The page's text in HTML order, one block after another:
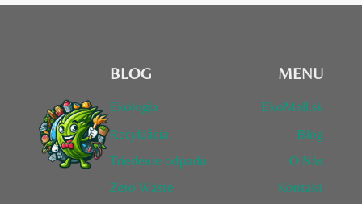
BLOG
Ekologia
Recyklácia
Triedenie odpadu
Zero Waste
MENU
EkoMall.sk
Blog
O Nás
Kontakt